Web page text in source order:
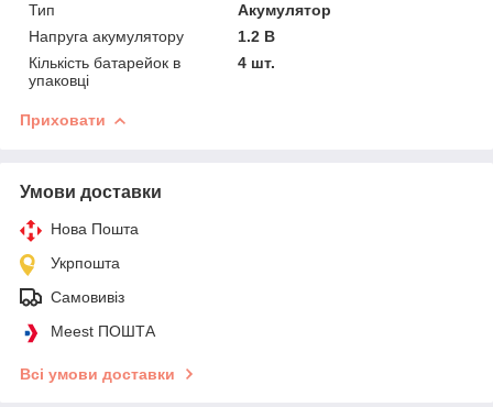
Тип
Акумулятор
Напруга акумулятору
1.2 В
Кількість батарейок в
упаковці
4 шт.
Приховати
Умови доставки
Нова Пошта
Укрпошта
Самовивіз
Meest ПОШТА
Всі умови доставки